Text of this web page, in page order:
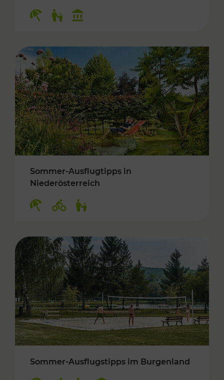
Sommer-Ausflugtipps in
Niederösterreich
Sommer-Ausflugstipps im Burgenland